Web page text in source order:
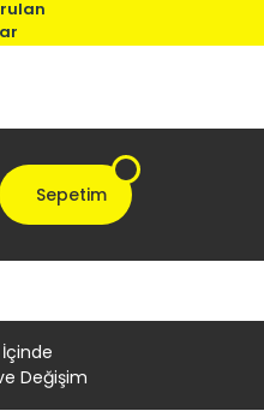
Sepetim
Değişim